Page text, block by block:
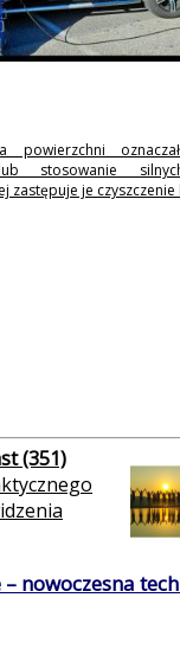
powierzchni
stosowanie
zastępuje je
(351)
– nowoczesna